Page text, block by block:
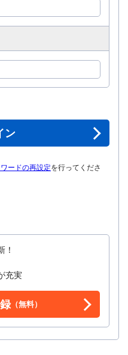
ン
ードの再設定を行ってくださ
！
充実
（無料）